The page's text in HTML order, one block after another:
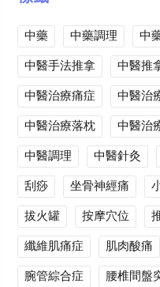
中藥 中藥調理 中
中醫手法推拿
中醫推
中醫治療痛症
中醫治
中醫治療落枕
中醫治
中醫調理
中醫針灸
刮痧
坐骨神經痛
拔火罐
按摩穴位
纖維肌痛症
肌肉酸痛
腕管綜合症
腰椎間盤